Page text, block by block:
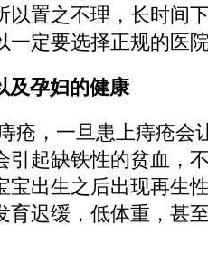
以置之不理，长时间
一定要选择正规的医
及孕妇的健康
疮，一旦患上痔疮会
引起缺铁性的贫血，
宝出生之后出现再生
育迟缓，低体重，甚